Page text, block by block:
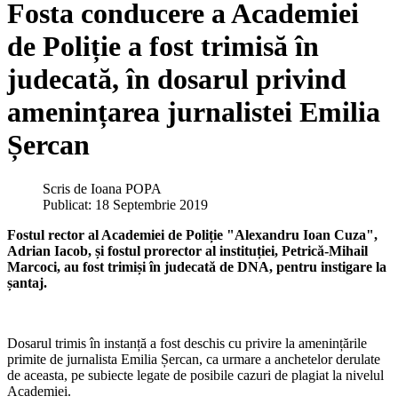
Fosta conducere a Academiei
de Poliție a fost trimisă în
judecată, în dosarul privind
amenințarea jurnalistei Emilia
Șercan
Scris de Ioana POPA
Publicat: 18 Septembrie 2019
Fostul rector al Academiei de Poliție "Alexandru Ioan Cuza",
Adrian Iacob, și fostul prorector al instituției, Petrică-Mihail
Marcoci, au fost trimiși în judecată de DNA, pentru instigare la
șantaj.
Dosarul trimis în instanță a fost deschis cu privire la amenințările
primite de jurnalista Emilia Șercan, ca urmare a anchetelor derulate
de aceasta, pe subiecte legate de posibile cazuri de plagiat la nivelul
Academiei.